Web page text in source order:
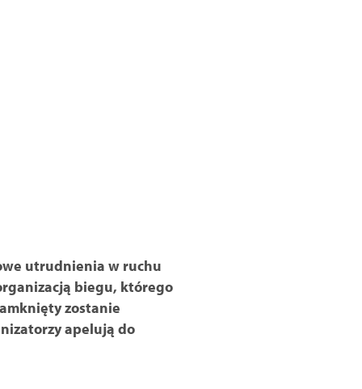
utrudnienia w ruchu
biegu, którego
zostanie
apelują do